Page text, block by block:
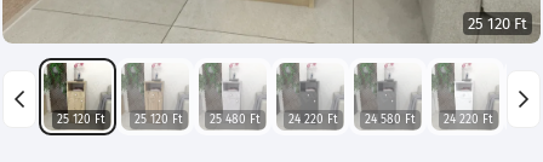
25 120 Ft
25 120 Ft 25 120 Ft 25 480 Ft 24 220 Ft 24 580 Ft 24 220 Ft